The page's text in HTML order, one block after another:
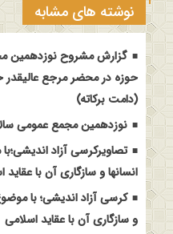
نوشته های مشابه
گزارش مشروح نوزدهمین
حوزه در محضر مرجع
(دامت برکاته)
نوزدهمین مجمع عمومی
تصاویرکرسی آزاد
انسانها و سازگاری آن با عقاید
کرسی آزاد اندیشی؛ با
و سازگاری آن با عقاید اسلامی